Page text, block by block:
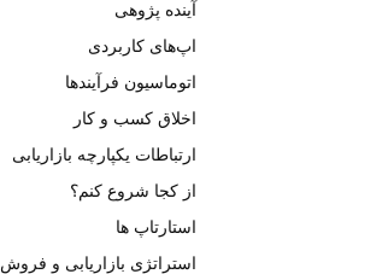
آینده پژوهی
اپ‌های کاربردی
اتوماسیون فرآیندها
اخلاق کسب و کار
ارتباطات یکپارچه بازاریابی
از کجا شروع کنم؟
استارتاپ ها
استراتژی بازاریابی و فروش